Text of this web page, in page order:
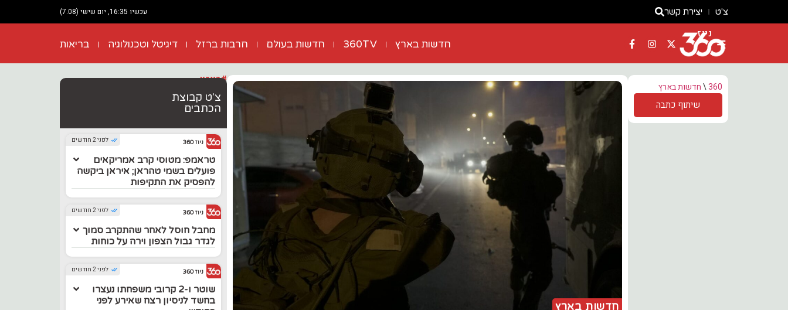
צ'ט יצירת קשר עכשיו 16:35, יום שישי (7.08)
ניוז
חדשות בארץ 360TV חדשות בעולם חרבות ברזל דיגיטל וטכנולוגיה בריאות
360
\חדשות בארץ
שיתוף כתבה
חדשות בארץ
#בארץ
צ'ט קבוצת
הכתבים
לפני 2 חודשים ניוז 360
טראמפ: מטוסי קרב אמריקאים
פועלים בשמי טהראן; איראן ביקשה
להפסיק את התקיפות
לפני 2 חודשים ניוז 360
מחבל חוסל לאחר שהתקרב סמוך
לגדר גבול הצפון וירה על כוחות
לפני 2 חודשים ניוז 360
שוטר ו-2 קרובי משפחתו נעצרו
בחשד לניסיון רצח שאירע לפני